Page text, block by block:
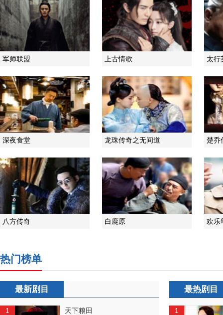
军师联盟 上古情歌 太行
深夜食堂 龙珠传奇之无间道 楚乔
八方传奇 白鹿原 欢乐
热门榜单
最新剧目
1 天下粮田
最热剧目
1